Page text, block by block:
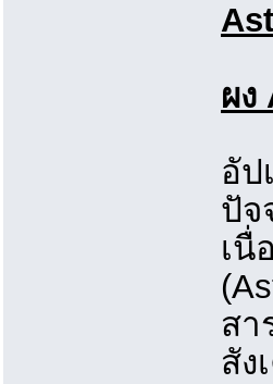
ผง
อัป
ปัจ
เนื่
สา
สัง